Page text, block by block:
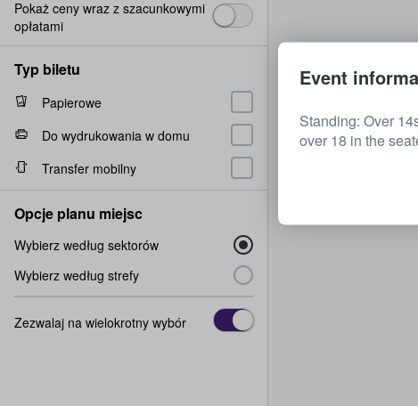
Pokaż ceny wraz z szacunkowymi
opłatami
Typ biletu
Papierowe
Do wydrukowania w domu
Transfer mobilny
Opcje planu miejsc
Wybierz według sektorów
Wybierz według strefy
Zezwalaj na wielokrotny wybór
Event
Standing: Over
over 18 in the